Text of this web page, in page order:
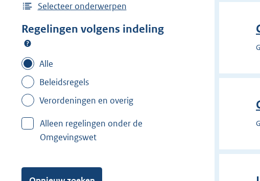
Selecteer onderwerpen
Regelingen volgens indeling
Alle
Beleidsregels
Verordeningen en overig
Alleen regelingen onder de
Omgevingswet